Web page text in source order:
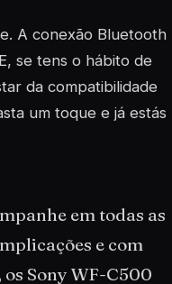
A conexão Bluetooth
se tens o hábito de
da compatibilidade
um toque e já estás
em todas as
e com
Sony WF-C500